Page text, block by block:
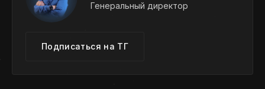
Генеральный директор
Подписаться на ТГ